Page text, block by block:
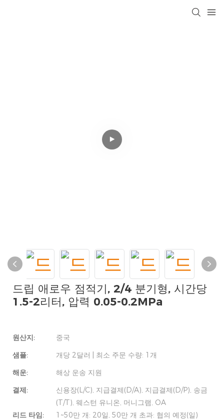
드립 애로우 점적기, 2/4 분기형, 시간당
1.5-2리터, 압력 0.05-0.2MPa
원산지:
중국
샘플:
개당 2달러 | 최소 주문 수량: 1개
해운:
해상 운송 지원
결제:
신용장(L/C), 지급결제(D/A), 지급결제(D/P), 송금
(T/T), 웨스턴 유니온, 머니그램, OA
리드 타임:
1~50만 개: 20일, 50만 개 초과: 협의 예정(일)